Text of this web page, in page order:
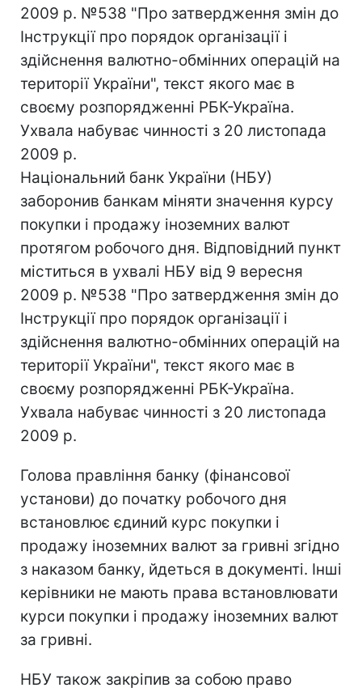
2009 р. №538 "Про затвердження змін до
Інструкції про порядок організації і
здійснення валютно-обмінних операцій на
території України", текст якого має в
своєму розпорядженні РБК-Україна.
Ухвала набуває чинності з 20 листопада
2009 р.
Національний банк України (НБУ)
заборонив банкам міняти значення курсу
покупки і продажу іноземних валют
протягом робочого дня. Відповідний пункт
міститься в ухвалі НБУ від 9 вересня
2009 р. №538 "Про затвердження змін до
Інструкції про порядок організації і
здійснення валютно-обмінних операцій на
території України", текст якого має в
своєму розпорядженні РБК-Україна.
Ухвала набуває чинності з 20 листопада
2009 р.
Голова правління банку (фінансової
установи) до початку робочого дня
встановлює єдиний курс покупки і
продажу іноземних валют за гривні згідно
з наказом банку, йдеться в документі. Інші
керівники не мають права встановлювати
курси покупки і продажу іноземних валют
за гривні.
НБУ також закріпив за собою право